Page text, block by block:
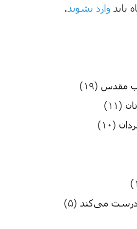
باید وارد بشوید.
مقدس (۱۹)
(۱۱)
(۱۰)
درست می‌کند (۵)